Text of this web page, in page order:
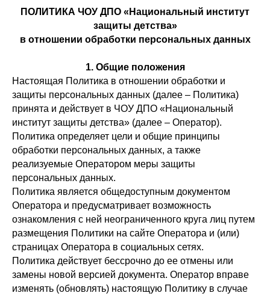
ПОЛИТИКА ЧОУ ДПО «Национальный институт
защиты детства»
в отношении обработки персональных данных
1. Общие положения
Настоящая Политика в отношении обработки и
защиты персональных данных (далее – Политика)
принята и действует в ЧОУ ДПО «Национальный
институт защиты детства» (далее – Оператор).
Политика определяет цели и общие принципы
обработки персональных данных, а также
реализуемые Оператором меры защиты
персональных данных.
Политика является общедоступным документом
Оператора и предусматривает возможность
ознакомления с ней неограниченного круга лиц путем
размещения Политики на сайте Оператора и (или)
страницах Оператора в социальных сетях.
Политика действует бессрочно до ее отмены или
замены новой версией документа. Оператор вправе
изменять (обновлять) настоящую Политику в случае